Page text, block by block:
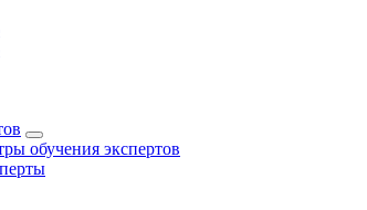
обучения экспертов